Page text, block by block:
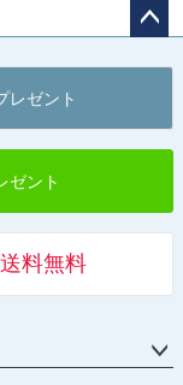
へ
レゼント
ゼント
送料無料